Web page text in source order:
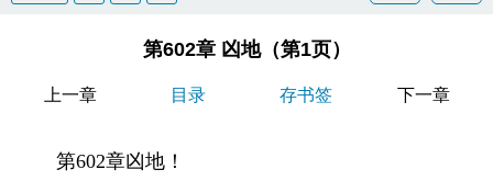
第602章 凶地（第1页）
上一章 目录 存书签 下一章
第602章凶地！